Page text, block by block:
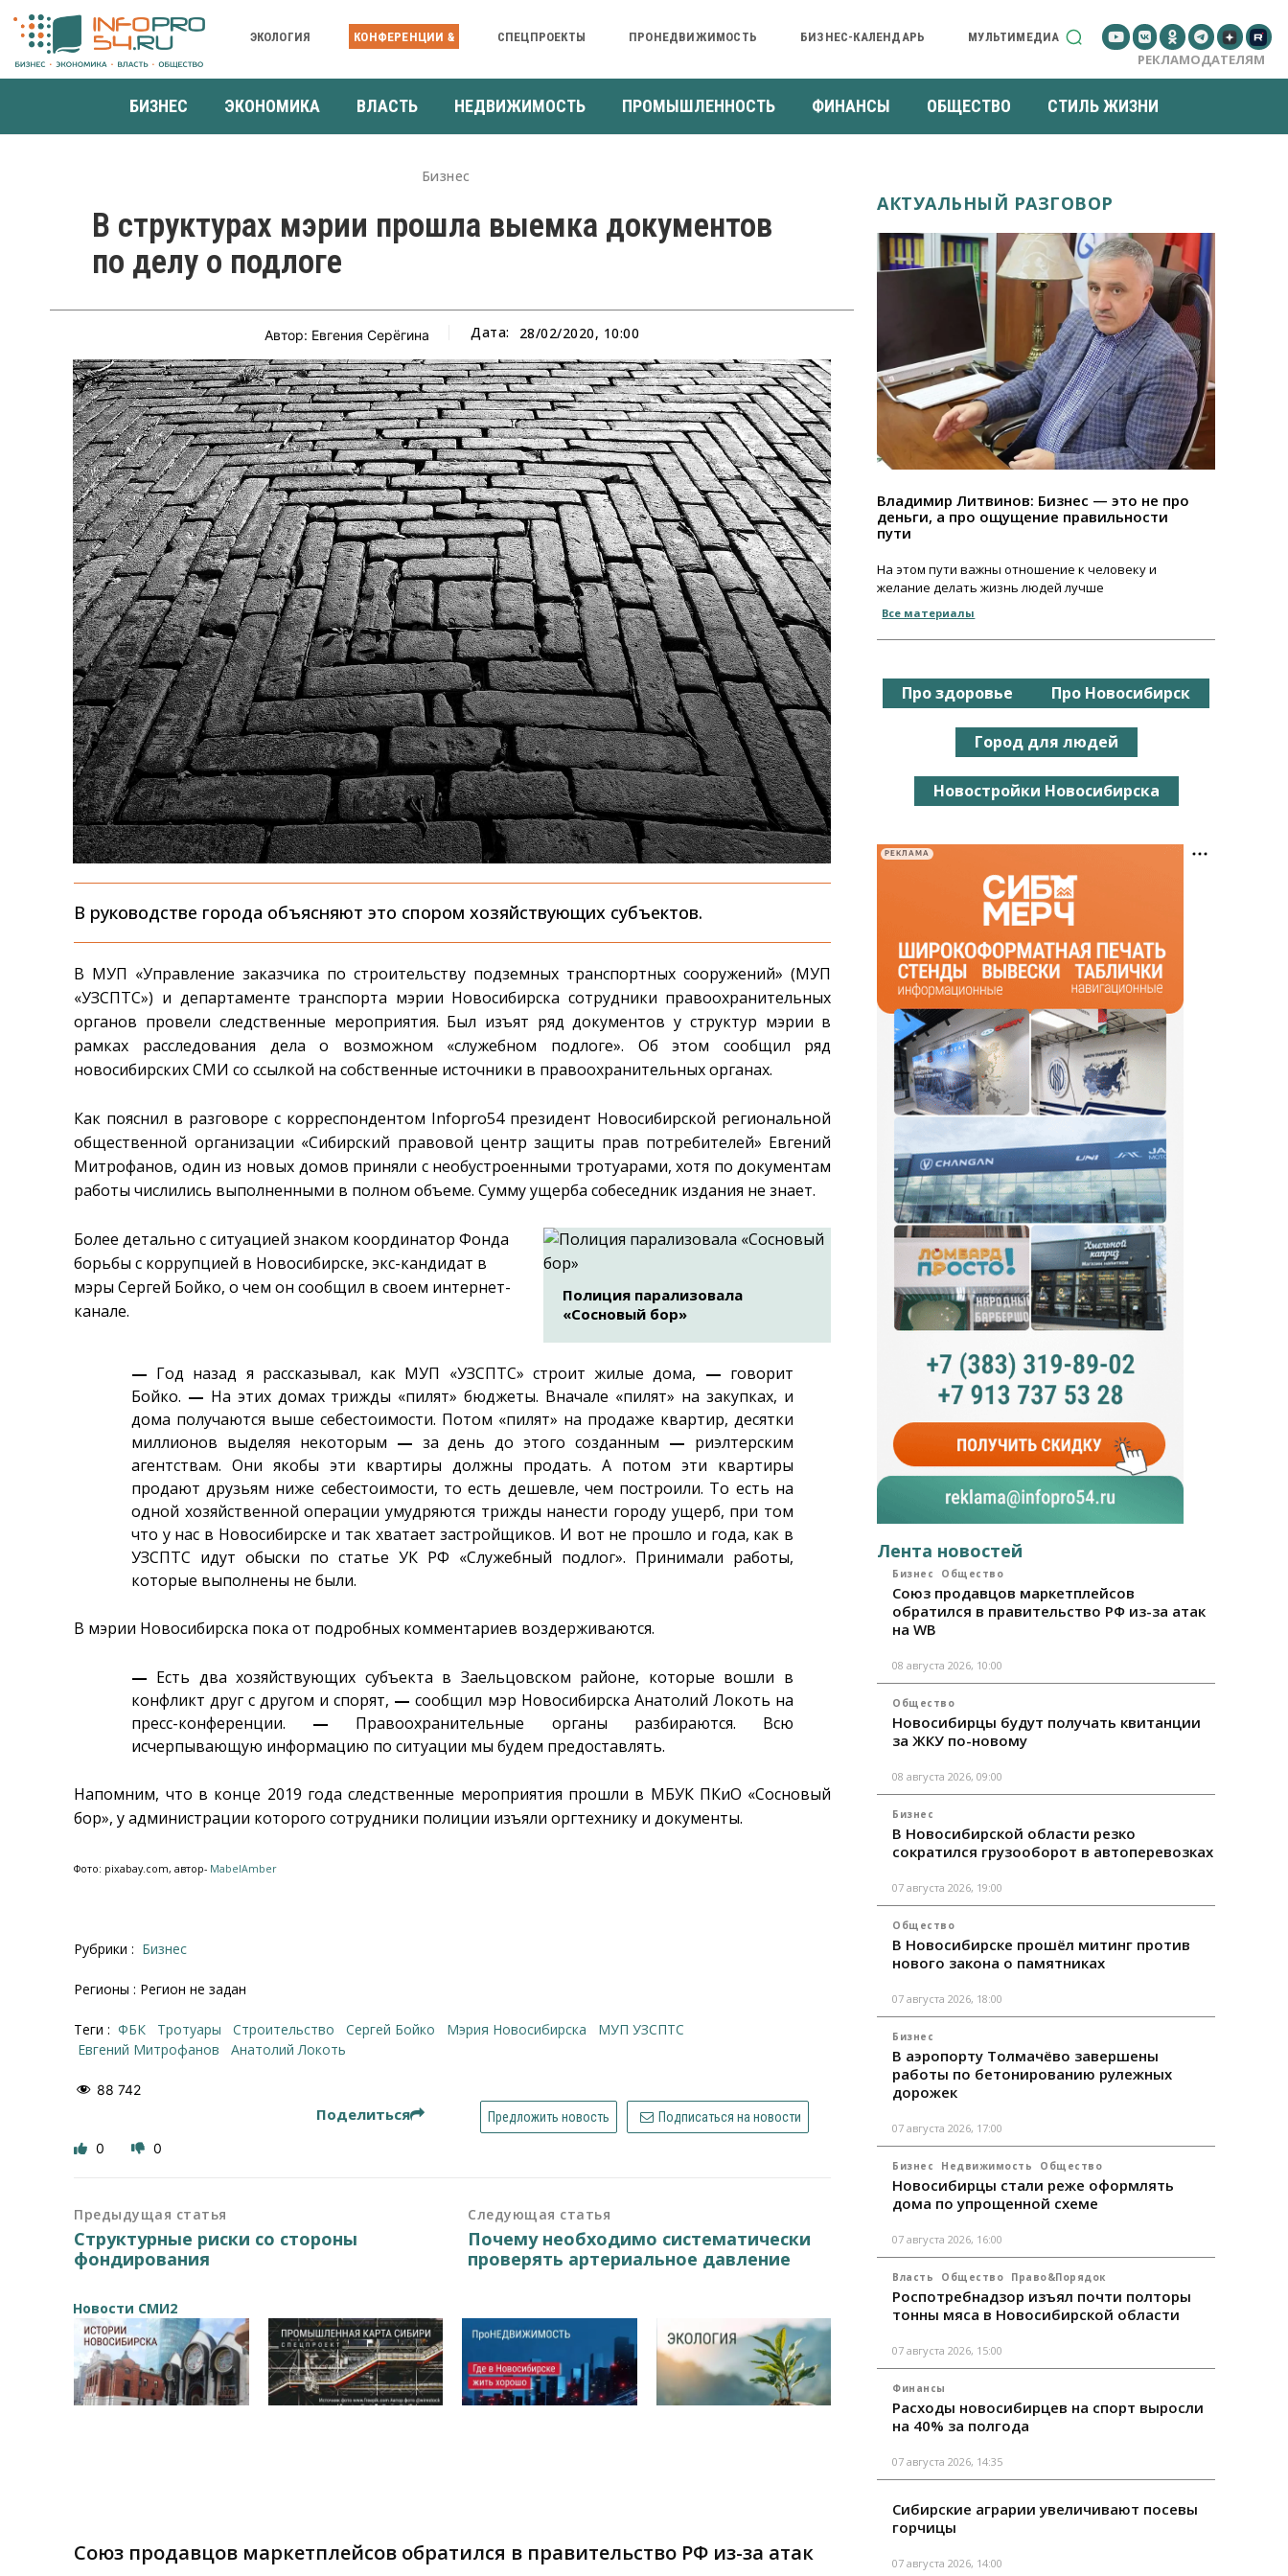
ЭКОЛОГИЯ КОНФЕРЕНЦИИ & СПЕЦПРОЕКТЫ ПРОНЕДВИЖИМОСТЬ БИЗНЕС-КАЛЕНДАРЬ МУЛЬТИМЕДИА
РЕКЛАМОДАТЕЛЯМ
БИЗНЕС ЭКОНОМИКА ВЛАСТЬ НЕДВИЖИМОСТЬ ПРОМЫШЛЕННОСТЬ ФИНАНСЫ ОБЩЕСТВО СТИЛЬ ЖИЗНИ
Бизнес
В структурах мэрии прошла выемка документов
по делу о подлоге
Автор: Евгения Серёгина Дата: 28/02/2020, 10:00
В руководстве города объясняют это спором хозяйствующих субъектов.
В МУП «Управление заказчика по строительству подземных транспортных сооружений» (МУП
«УЗСПТС») и департаменте транспорта мэрии Новосибирска сотрудники правоохранительных
органов провели следственные мероприятия. Был изъят ряд документов у структур мэрии в
рамках расследования дела о возможном «служебном подлоге». Об этом сообщил ряд
новосибирских СМИ со ссылкой на собственные источники в правоохранительных органах.
Как пояснил в разговоре с корреспондентом Infopro54 президент Новосибирской региональной
общественной организации «Сибирский правовой центр защиты прав потребителей» Евгений
Митрофанов, один из новых домов приняли с необустроенными тротуарами, хотя по документам
работы числились выполненными в полном объеме. Сумму ущерба собеседник издания не знает.
Полиция парализовала
«Сосновый бор»
Более детально с ситуацией знаком координатор Фонда
борьбы с коррупцией в Новосибирске, экс-кандидат в
мэры Сергей Бойко, о чем он сообщил в своем интернет-
канале.
— Год назад я рассказывал, как МУП «УЗСПТС» строит жилые дома, — говорит
Бойко. — На этих домах трижды «пилят» бюджеты. Вначале «пилят» на закупках, и
дома получаются выше себестоимости. Потом «пилят» на продаже квартир, десятки
миллионов выделяя некоторым — за день до этого созданным — риэлтерским
агентствам. Они якобы эти квартиры должны продать. А потом эти квартиры
продают друзьям ниже себестоимости, то есть дешевле, чем построили. То есть на
одной хозяйственной операции умудряются трижды нанести городу ущерб, при том
что у нас в Новосибирске и так хватает застройщиков. И вот не прошло и года, как в
УЗСПТС идут обыски по статье УК РФ «Служебный подлог». Принимали работы,
которые выполнены не были.
В мэрии Новосибирска пока от подробных комментариев воздерживаются.
— Есть два хозяйствующих субъекта в Заельцовском районе, которые вошли в
конфликт друг с другом и спорят, — сообщил мэр Новосибирска Анатолий Локоть на
пресс-конференции. — Правоохранительные органы разбираются. Всю
исчерпывающую информацию по ситуации мы будем предоставлять.
Напомним, что в конце 2019 года следственные мероприятия прошли в МБУК ПКиО «Сосновый
бор», у администрации которого сотрудники полиции изъяли оргтехнику и документы.
Фото: pixabay.com, автор- MabelAmber
Рубрики : Бизнес
Регионы : Регион не задан
Теги : ФБК тротуары строительство Сергей Бойко Мэрия Новосибирска
МУП УЗСПТС
Евгений Митрофанов
Анатолий Локоть
88 742
Поделиться Предложить новость Подписаться на новости
0 0
Предыдущая статья
Структурные риски со стороны
фондирования
Следующая статья
Почему необходимо систематически
проверять артериальное давление
Новости СМИ2
Союз продавцов маркетплейсов обратился в правительство РФ из-за атак
АКТУАЛЬНЫЙ РАЗГОВОР
Владимир Литвинов: Бизнес — это не про
деньги, а про ощущение правильности
пути
На этом пути важны отношение к человеку и
желание делать жизнь людей лучше
Все материалы
Про здоровье Про Новосибирск
Город для людей
Новостройки Новосибирска
РЕКЛАМА
Лента новостей
Бизнес Общество
Союз продавцов маркетплейсов
обратился в правительство РФ из-за атак
на WB
08 августа 2026, 10:00
Общество
Новосибирцы будут получать квитанции
за ЖКУ по-новому
08 августа 2026, 09:00
Бизнес
В Новосибирской области резко
сократился грузооборот в автоперевозках
07 августа 2026, 19:00
Общество
В Новосибирске прошёл митинг против
нового закона о памятниках
07 августа 2026, 18:00
Бизнес
В аэропорту Толмачёво завершены
работы по бетонированию рулежных
дорожек
07 августа 2026, 17:00
Бизнес Недвижимость Общество
Новосибирцы стали реже оформлять
дома по упрощенной схеме
07 августа 2026, 16:00
Власть Общество Право&Порядок
Роспотребнадзор изъял почти полторы
тонны мяса в Новосибирской области
07 августа 2026, 15:00
Финансы
Расходы новосибирцев на спорт выросли
на 40% за полгода
07 августа 2026, 14:35
Сибирские аграрии увеличивают посевы
горчицы
07 августа 2026, 14:00